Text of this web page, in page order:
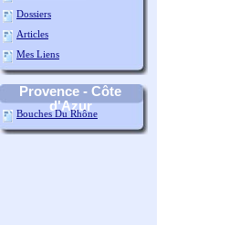
Dossiers
Articles
Mes Liens
Provence - Côte
d'Azur
Bouches Du Rhône